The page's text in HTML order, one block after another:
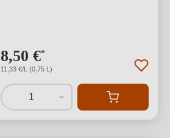
8,50 €*
11,33 €/L (0,75 L)
1